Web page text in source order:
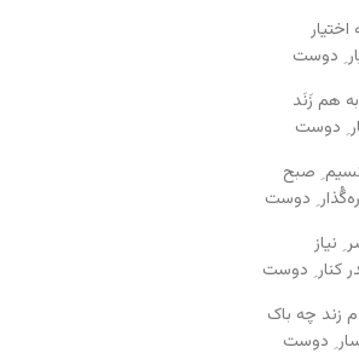
دوست
هم زَنَد
دوست
صبح
دوست
نیاز
کنار ِ دوست
زند چه باک
دوست